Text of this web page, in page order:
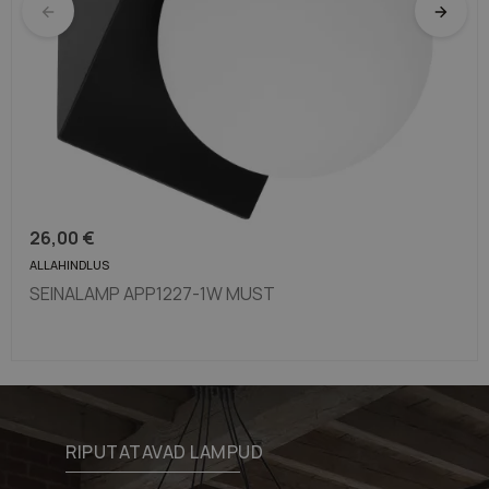
Pruunid lambid
Vasksed lambid
26,00 €
ALLAHINDLUS
SEINALAMP APP1227-1W MUST
RIPUTATAVAD LAMPUD